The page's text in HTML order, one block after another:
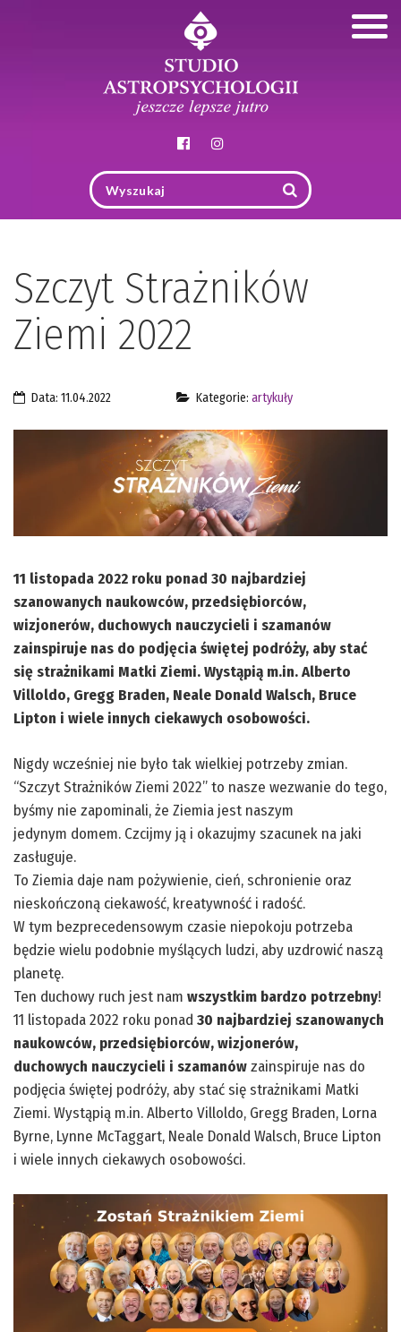
Szczyt Strażników
Ziemi 2022
Data: 11.04.2022 Kategorie: artykuły
11 listopada 2022 roku ponad 30 najbardziej
szanowanych naukowców, przedsiębiorców,
wizjonerów, duchowych nauczycieli i szamanów
zainspiruje nas do podjęcia świętej podróży, aby stać
się strażnikami Matki Ziemi. Wystąpią m.in. Alberto
Villoldo, Gregg Braden, Neale Donald Walsch, Bruce
Lipton i wiele innych ciekawych osobowości.
Nigdy wcześniej nie było tak wielkiej potrzeby zmian.
“Szczyt Strażników Ziemi 2022” to nasze wezwanie do tego,
byśmy nie zapominali, że Ziemia jest naszym
jedynym domem. Czcijmy ją i okazujmy szacunek na jaki
zasługuje.
To Ziemia daje nam pożywienie, cień, schronienie oraz
nieskończoną ciekawość, kreatywność i radość.
W tym bezprecedensowym czasie niepokoju potrzeba
będzie wielu podobnie myślących ludzi, aby uzdrowić naszą
planetę.
Ten duchowy ruch jest nam wszystkim bardzo potrzebny!
11 listopada 2022 roku ponad 30 najbardziej szanowanych
naukowców, przedsiębiorców, wizjonerów,
duchowych nauczycieli i szamanówzainspiruje nas do
podjęcia świętej podróży, aby stać się strażnikami Matki
Ziemi. Wystąpią m.in.Alberto Villoldo, Gregg Braden, Lorna
Byrne, Lynne McTaggart, Neale Donald Walsch, Bruce Lipton
i wiele innych ciekawych osobowości.